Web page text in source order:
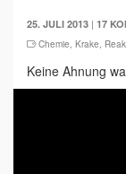
25. JULI 2013 | 17
Chemie, Krake,
Keine Ahnung